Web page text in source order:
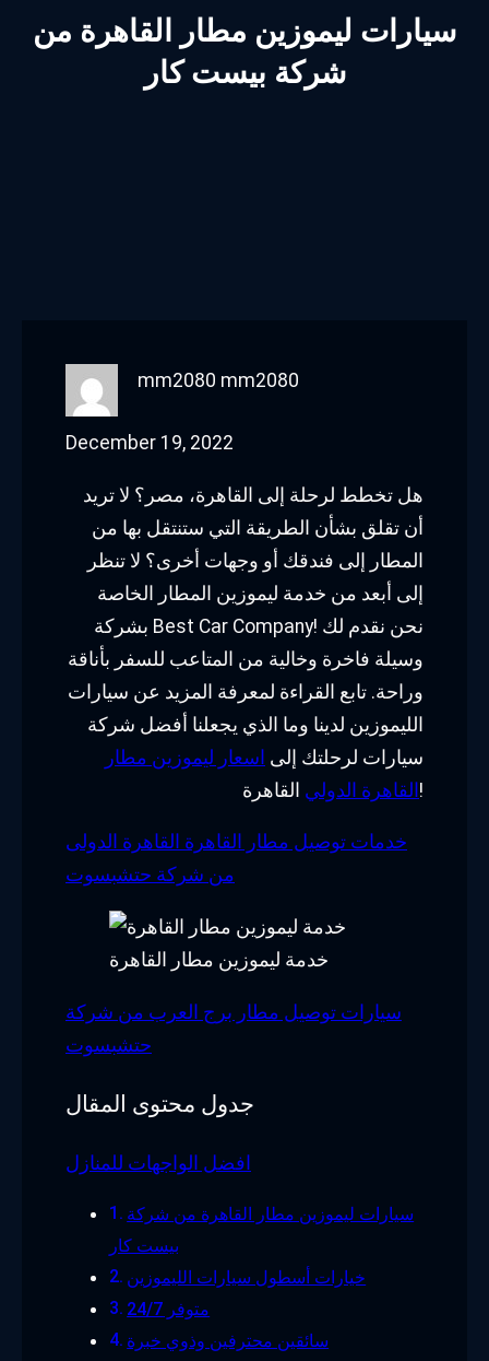
سيارات ليموزين مطار القاهرة من
شركة بيست كار
mm2080 mm2080
December 19, 2022
هل تخطط لرحلة إلى القاهرة، مصر؟ لا تريد
أن تقلق بشأن الطريقة التي ستنتقل بها من
المطار إلى فندقك أو وجهات أخرى؟ لا تنظر
إلى أبعد من خدمة ليموزين المطار الخاصة
بشركة Best Car Company! نحن نقدم لك
وسيلة فاخرة وخالية من المتاعب للسفر بأناقة
وراحة. تابع القراءة لمعرفة المزيد عن سيارات
الليموزين لدينا وما الذي يجعلنا أفضل شركة
سيارات لرحلتك إلى اسعار ليموزين مطار
القاهرة الدوليالقاهرة!
خدمات توصيل مطار القاهرة القاهرة الدولى
من شركة حتشبسوت
خدمة ليموزين مطار القاهرة
سيارات توصيل مطار برج العرب من شركة
حتشبسوت
جدول محتوى المقال
افضل الواجهات للمنازل
سيارات ليموزين مطار القاهرة من شركة
بيست كار
خيارات أسطول سيارات الليموزين
متوفر 24/7
سائقين محترفين وذوي خبرة